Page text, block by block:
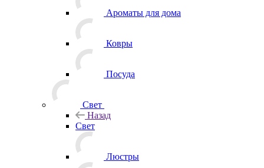
Ароматы для дома
Ковры
Посуда
Свет
Назад
Свет
Люстры